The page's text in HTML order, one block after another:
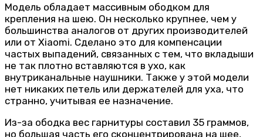
Модель обладает массивным ободком для
крепления на шею. Он несколько крупнее, чем у
большинства аналогов от других производителей
или от Xiaomi. Сделано это для компенсации
частых выпадений, связанных с тем, что вкладыши
не так плотно вставляются в ухо, как
внутриканальные наушники. Также у этой модели
нет никаких петель или держателей для уха, что
странно, учитывая ее назначение.
Из-за ободка вес гарнитуры составил 35 граммов,
но большая часть его сконцентрирована на шее,